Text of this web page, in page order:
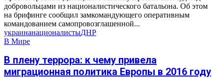
добровольцами из националистического батальона. Об этом
на брифинге сообщил замкомандующего оперативным
командованием самопровозглашенной...
украинанационалистыДНР
В Мире
В плену террора: к чему привела
миграционная политика Европы в 2016 году